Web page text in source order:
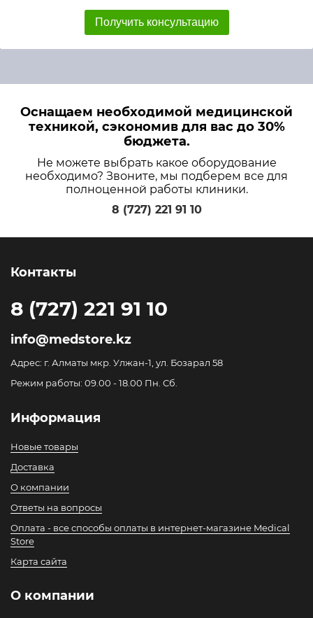
Получить консультацию
Оснащаем необходимой медицинской
техникой, сэкономив для вас до 30%
бюджета.
Не можете выбрать какое оборудование
необходимо? Звоните, мы подберем все для
полноценной работы клиники.
8 (727) 221 91 10
Контакты
8 (727) 221 91 10
info@medstore.kz
Адрес: г. Алматы мкр. Улжан-1, ул. Бозарал 58
Режим работы: 09.00 - 18.00 Пн. Сб.
Информация
Новые товары
Доставка
О компании
Ответы на вопросы
Оплата - все способы оплаты в интернет-магазине Medical
Store
Карта сайта
О компании